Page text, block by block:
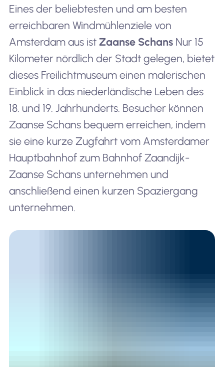
Eines der beliebtesten und am besten
erreichbaren Windmühlenziele von
Amsterdam aus ist Zaanse SchansNur 15
Kilometer nördlich der Stadt gelegen, bietet
dieses Freilichtmuseum einen malerischen
Einblick in das niederländische Leben des
18. und 19. Jahrhunderts. Besucher können
Zaanse Schans bequem erreichen, indem
sie eine kurze Zugfahrt vom Amsterdamer
Hauptbahnhof zum Bahnhof Zaandijk-
Zaanse Schans unternehmen und
anschließend einen kurzen Spaziergang
unternehmen.